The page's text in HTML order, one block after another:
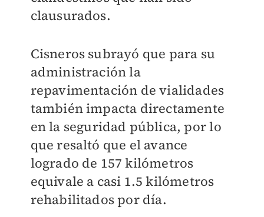
clausurados.
Cisneros subrayó que para su
administración la
repavimentación de vialidades
también impacta directamente
en la seguridad pública, por lo
que resaltó que el avance
logrado de 157 kilómetros
equivale a casi 1.5 kilómetros
rehabilitados por día.